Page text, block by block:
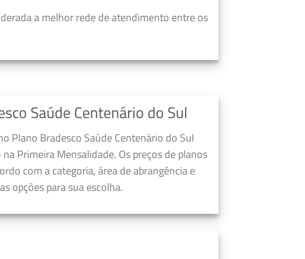
a melhor rede de atendimento entre os
Saúde Centenário do Sul
Plano Bradesco Saúde Centenário do Sul
Primeira Mensalidade. Os preços de planos
com a categoria, área de abrangência e
opções para sua escolha.